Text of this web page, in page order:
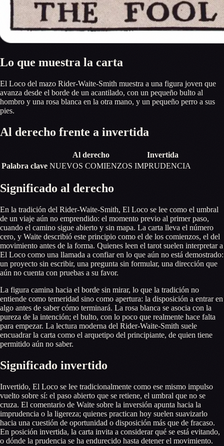
Lo que muestra la carta
El Loco del mazo Rider-Waite-Smith muestra a una figura joven que
avanza desde el borde de un acantilado, con un pequeño bulto al
hombro y una rosa blanca en la otra mano, y un pequeño perro a sus
pies.
Al derecho frente a invertida
Al derecho
Invertida
Palabra clave NUEVOS COMIENZOS IMPRUDENCIA
Significado al derecho
En la tradición del Rider-Waite-Smith, El Loco se lee como el umbral
de un viaje aún no emprendido: el momento previo al primer paso,
cuando el camino sigue abierto y sin mapa. La carta lleva el número
cero, y Waite describió este principio como el de los comienzos, el del
movimiento antes de la forma. Quienes leen el tarot suelen interpretar a
El Loco como una llamada a confiar en lo que aún no está demostrado:
un proyecto sin escribir, una pregunta sin formular, una dirección que
aún no cuenta con pruebas a su favor.
La figura camina hacia el borde sin mirar, lo que la tradición no
entiende como temeridad sino como apertura: la disposición a entrar en
algo antes de saber cómo terminará. La rosa blanca se asocia con la
pureza de la intención; el bulto, con lo poco que realmente hace falta
para empezar. La lectura moderna del Rider-Waite-Smith suele
encuadrar la carta como el arquetipo del principiante, de quien tiene
permitido aún no saber.
Significado invertido
Invertido, El Loco se lee tradicionalmente como ese mismo impulso
vuelto sobre sí: el paso abierto que se retiene, el umbral que no se
cruza. El comentario de Waite sobre la inversión apunta hacia la
imprudencia o la ligereza; quienes practican hoy suelen suavizarlo
hacia una cuestión de oportunidad o disposición más que de fracaso.
En posición invertida, la carta invita a considerar qué se está evitando,
o dónde la prudencia se ha endurecido hasta detener el movimiento.